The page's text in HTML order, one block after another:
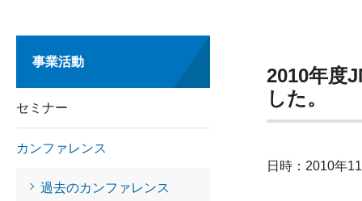
2010年度
した。
日時：2010年
事業活動
セミナー
カンファレンス
過去のカンファレンス